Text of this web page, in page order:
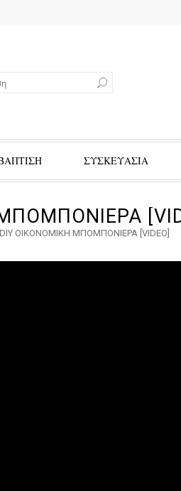
ΣΥΣΚΕΥΑΣΙΑ
DIY ΟΙΚΟΝΟΜΙΚΉ ΜΠΟΜΠΟΝΙΈΡΑ [VIDEO]